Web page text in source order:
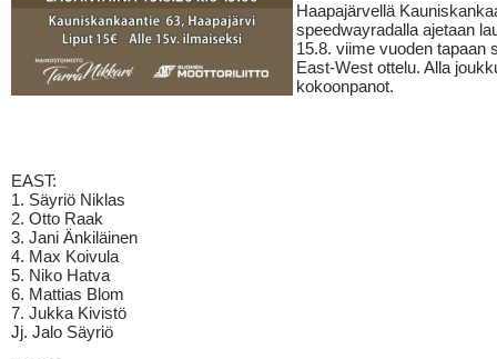
Haapajärvellä
speedwayradalla ajetaan
15.8. viime vuoden tapaan
East-West ottelu. Alla
kokoonpanot.
EAST:
1. Säyriö Niklas
2. Otto Raak
3. Jani Änkiläinen
4. Max Koivula
5. Niko Hatva
6. Mattias Blom
7. Jukka Kivistö
Jj. Jalo Säyriö